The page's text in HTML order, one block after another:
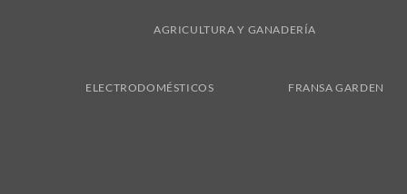
AGRICULTURA Y GANADERÍA
ELECTRODOMÉSTICOS FRANSA GARDEN